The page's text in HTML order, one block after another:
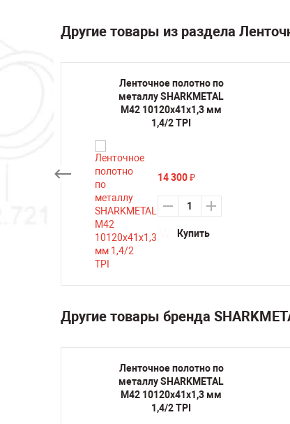
Другие товары из раздела
Ленточное полотно по
металлу SHARKMETAL
M42 10120х41х1,3 мм
1,4/2 TPI
14 300 ₽
Купить
Другие товары бренда
Ленточное полотно по
металлу SHARKMETAL
M42 10120х41х1,3 мм
1,4/2 TPI